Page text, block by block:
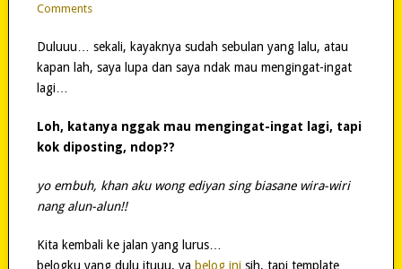
Comments
Duluuu… sekali, kayaknya sudah sebulan yang lalu, atau
kapan lah, saya lupa dan saya ndak mau mengingat-ingat
lagi…
Loh, katanya nggak mau mengingat-ingat lagi, tapi
kok diposting, ndop??
yo embuh, khan aku wong ediyan sing biasane wira-wiri
nang alun-alun!!
Kita kembali ke jalan yang lurus…
belogku yang dulu ituuu, ya belog inisih, tapi template